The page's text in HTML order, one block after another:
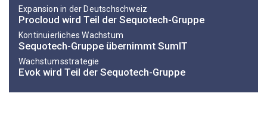
Expansion in der Deutschschweiz
Procloud wird Teil der Sequotech-Gruppe
Kontinuierliches Wachstum
Sequotech-Gruppe übernimmt SumIT
Wachstumsstrategie
Evok wird Teil der Sequotech-Gruppe